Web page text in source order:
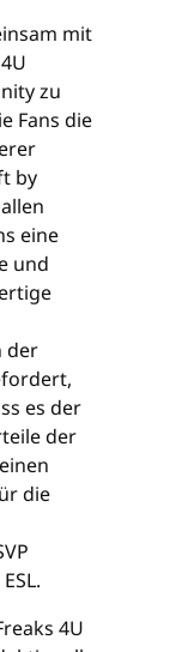
mit
zu
Fans die
by
eine
und
der
es der
der
die
4U